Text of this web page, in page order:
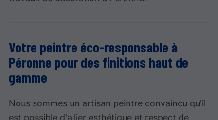
Votre peintre éco-responsable à
Péronne pour des finitions haut de
gamme
Nous sommes un artisan peintre convaincu qu'il
est possible d'allier esthétique et respect de